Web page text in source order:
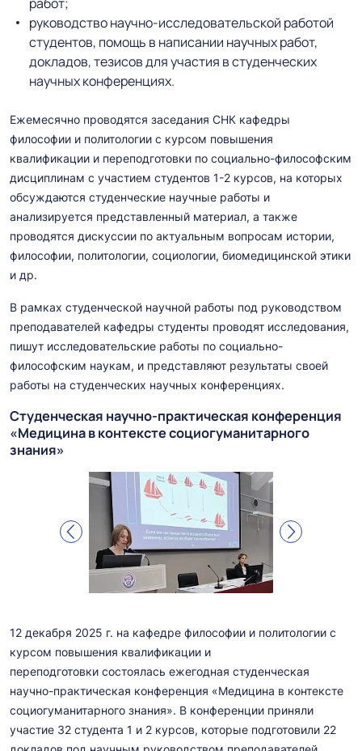
руководство научно-исследовательской работой
студентов, помощь в написании научных работ,
докладов, тезисов для участия в студенческих
научных конференциях.
Ежемесячно проводятся заседания СНК кафедры
философии и политологии с курсом повышения
квалификации и переподготовки по социально-философским
дисциплинам с участием студентов 1-2 курсов, на которых
обсуждаются студенческие научные работы и
анализируется представленный материал, а также
проводятся дискуссии по актуальным вопросам истории,
философии, политологии, социологии, биомедицинской этики
и др.
В рамках студенческой научной работы под руководством
преподавателей кафедры студенты проводят исследования,
пишут исследовательские работы по социально-
философским наукам, и представляют результаты своей
работы на студенческих научных конференциях.
Студенческая научно-практическая конференция
«Медицина в контексте социогуманитарного
знания»
12 декабря 2025 г. на кафедре философии и политологии с
курсом повышения квалификации и
переподготовки состоялась ежегодная студенческая
научно-практическая конференция «Медицина в контексте
социогуманитарного знания». В конференции приняли
участие 32 студента 1 и 2 курсов, которые подготовили 22